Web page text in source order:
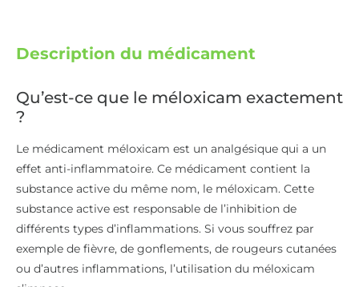
Description du médicament
Qu’est-ce que le méloxicam exactement
?
Le médicament méloxicam est un analgésique qui a un
effet anti-inflammatoire. Ce médicament contient la
substance active du même nom, le méloxicam. Cette
substance active est responsable de l’inhibition de
différents types d’inflammations. Si vous souffrez par
exemple de fièvre, de gonflements, de rougeurs cutanées
ou d’autres inflammations, l’utilisation du méloxicam